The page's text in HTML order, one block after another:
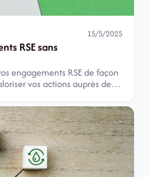
15/5/2025
RSE sans
engagements RSE de façon
vos actions auprès de